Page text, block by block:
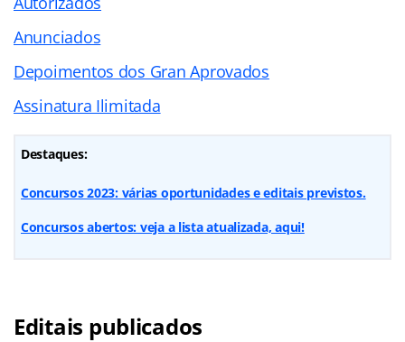
Anunciados
Depoimentos dos Gran Aprovados
Assinatura Ilimitada
Destaques:
Concursos 2023: várias oportunidades e editais previstos.
Concursos abertos: veja a lista atualizada, aqui!
Editais publicados